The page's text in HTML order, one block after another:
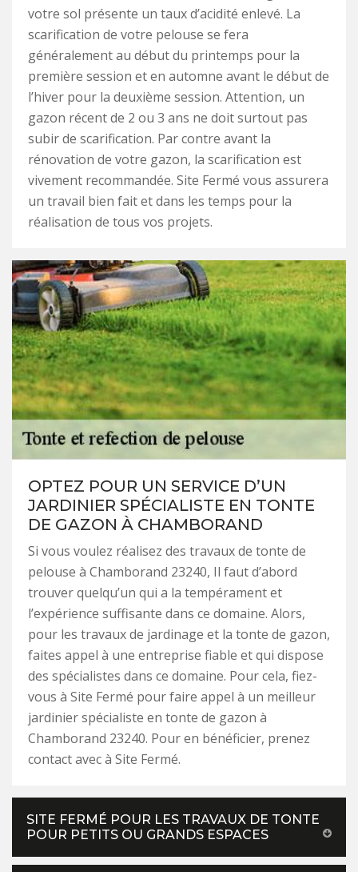
votre sol présente un taux d’acidité enlevé. La
scarification de votre pelouse se fera
généralement au début du printemps pour la
première session et en automne avant le début de
l’hiver pour la deuxième session. Attention, un
gazon récent de 2 ou 3 ans ne doit surtout pas
subir de scarification. Par contre avant la
rénovation de votre gazon, la scarification est
vivement recommandée. Site Fermé vous assurera
un travail bien fait et dans les temps pour la
réalisation de tous vos projets.
OPTEZ POUR UN SERVICE D’UN
JARDINIER SPÉCIALISTE EN TONTE
DE GAZON À CHAMBORAND
Si vous voulez réalisez des travaux de tonte de
pelouse à Chamborand 23240, Il faut d’abord
trouver quelqu’un qui a la tempérament et
l’expérience suffisante dans ce domaine. Alors,
pour les travaux de jardinage et la tonte de gazon,
faites appel à une entreprise fiable et qui dispose
des spécialistes dans ce domaine. Pour cela, fiez-
vous à Site Fermé pour faire appel à un meilleur
jardinier spécialiste en tonte de gazon à
Chamborand 23240. Pour en bénéficier, prenez
contact avec à Site Fermé.
SITE FERMÉ POUR LES TRAVAUX DE TONTE
POUR PETITS OU GRANDS ESPACES